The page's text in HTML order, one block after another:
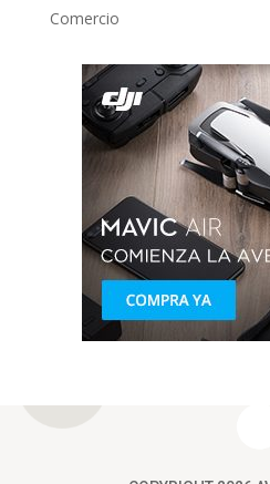
Comercio